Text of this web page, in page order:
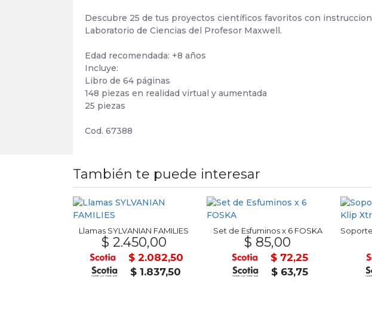
Descubre 25 de tus proyectos científicos favoritos con
Laboratorio de Ciencias del Profesor Maxwell.
Edad recomendada: +8 años
Incluye:
Libro de 64 páginas
148 piezas en realidad virtual y aumentada
25 piezas
Cod. 67388
También te puede interesar
Llamas SYLVANIAN FAMILIES
$ 2.450,00
$ 2.082,50
$ 1.837,50
Set de Esfuminos x 6 FOSKA
$ 85,00
$ 72,25
$ 63,75